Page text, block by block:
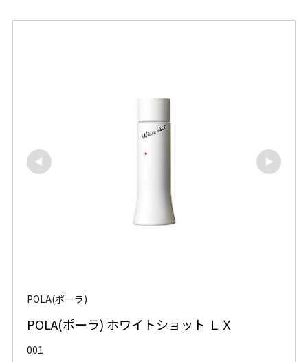
POLA(ポーラ)
POLA(ポーラ) ホワイトショット ＬＸ
001